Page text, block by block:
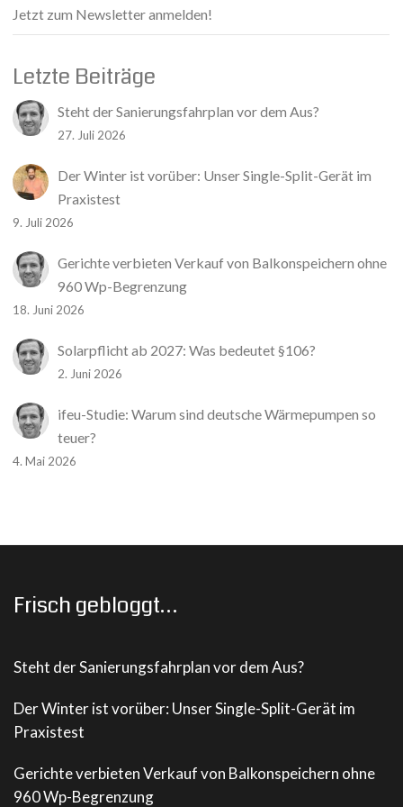
Jetzt zum Newsletter anmelden!
Letzte Beiträge
Steht der Sanierungsfahrplan vor dem Aus?
27. Juli 2026
Der Winter ist vorüber: Unser Single-Split-Gerät im
Praxistest
9. Juli 2026
Gerichte verbieten Verkauf von Balkonspeichern ohne
960 Wp-Begrenzung
18. Juni 2026
Solarpflicht ab 2027: Was bedeutet §106?
2. Juni 2026
ifeu-Studie: Warum sind deutsche Wärmepumpen so
teuer?
4. Mai 2026
Frisch gebloggt…
Steht der Sanierungsfahrplan vor dem Aus?
Der Winter ist vorüber: Unser Single-Split-Gerät im
Praxistest
Gerichte verbieten Verkauf von Balkonspeichern ohne
960 Wp-Begrenzung